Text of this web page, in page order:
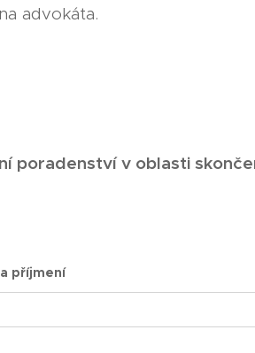
advokáta.
poradenství v oblasti
příjmení